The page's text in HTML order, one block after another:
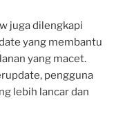
juga dilengkapi
yang membantu
yang macet.
pengguna
lebih lancar dan